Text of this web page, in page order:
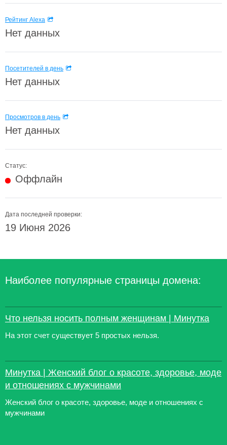
Рейтинг Alexa
Нет данных
Посетителей в день
Нет данных
Просмотров в день
Нет данных
Статус:
Оффлайн
Дата последней проверки:
19 Июня 2026
Наиболее популярные страницы домена:
Что нельзя носить полным женщинам | Минутка
На этот счет существует 5 простых нельзя.
Минутка | Женский блог о красоте, здоровье, моде
и отношениях с мужчинами
Женский блог о красоте, здоровье, моде и отношениях с
мужчинами